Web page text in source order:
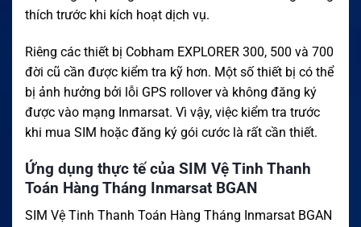
thích trước khi kích hoạt dịch vụ.
Riêng các thiết bị Cobham EXPLORER 300, 500 và 700
đời cũ cần được kiểm tra kỹ hơn. Một số thiết bị có thể
bị ảnh hưởng bởi lỗi GPS rollover và không đăng ký
được vào mạng Inmarsat. Vì vậy, việc kiểm tra trước
khi mua SIM hoặc đăng ký gói cước là rất cần thiết.
Ứng dụng thực tế của SIM Vệ Tinh Thanh
Toán Hàng Tháng Inmarsat BGAN
SIM Vệ Tinh Thanh Toán Hàng Tháng Inmarsat BGAN